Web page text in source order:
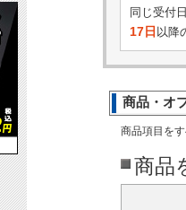
同じ受付
17日 以降
商品・オ
商品項目を
商品